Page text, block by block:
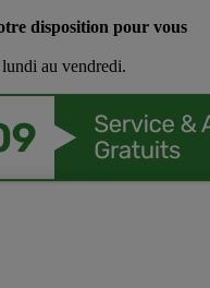
disposition pour vous
au vendredi.